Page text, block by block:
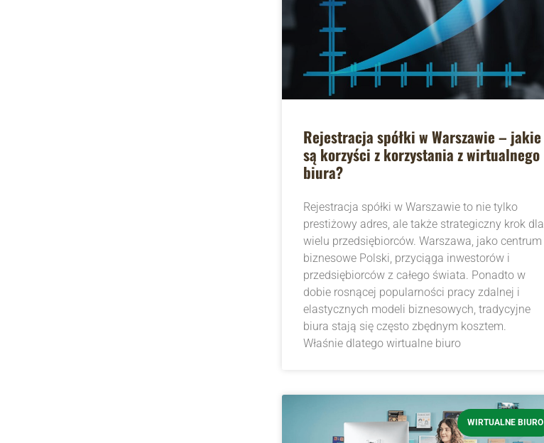
Rejestracja spółki w Warszawie – jakie
są korzyści z korzystania z wirtualnego
biura?
Rejestracja spółki w Warszawie to nie tylko
prestiżowy adres, ale także strategiczny krok dla
wielu przedsiębiorców. Warszawa, jako centrum
biznesowe Polski, przyciąga inwestorów i
przedsiębiorców z całego świata. Ponadto w
dobie rosnącej popularności pracy zdalnej i
elastycznych modeli biznesowych, tradycyjne
biura stają się często zbędnym kosztem.
Właśnie dlatego wirtualne biuro
WIRTUALNE BIURO